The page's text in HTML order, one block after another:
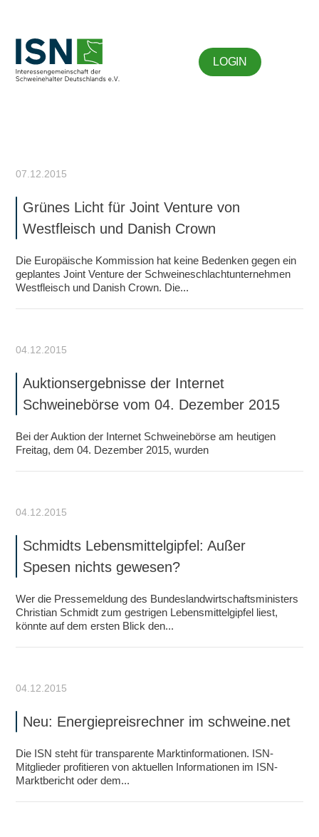
LOGIN
07.12.2015
Grünes Licht für Joint Venture von
Westfleisch und Danish Crown
Die Europäische Kommission hat keine Bedenken gegen ein
geplantes Joint Venture der Schweineschlachtunternehmen
Westfleisch und Danish Crown. Die...
04.12.2015
Auktionsergebnisse der Internet
Schweinebörse vom 04. Dezember 2015
Bei der Auktion der Internet Schweinebörse am heutigen
Freitag, dem 04. Dezember 2015, wurden
04.12.2015
Schmidts Lebensmittelgipfel: Außer
Spesen nichts gewesen?
Wer die Pressemeldung des Bundeslandwirtschaftsministers
Christian Schmidt zum gestrigen Lebensmittelgipfel liest,
könnte auf dem ersten Blick den...
04.12.2015
Neu: Energiepreisrechner im schweine.net
Die ISN steht für transparente Marktinformationen. ISN-
Mitglieder profitieren von aktuellen Informationen im ISN-
Marktbericht oder dem...